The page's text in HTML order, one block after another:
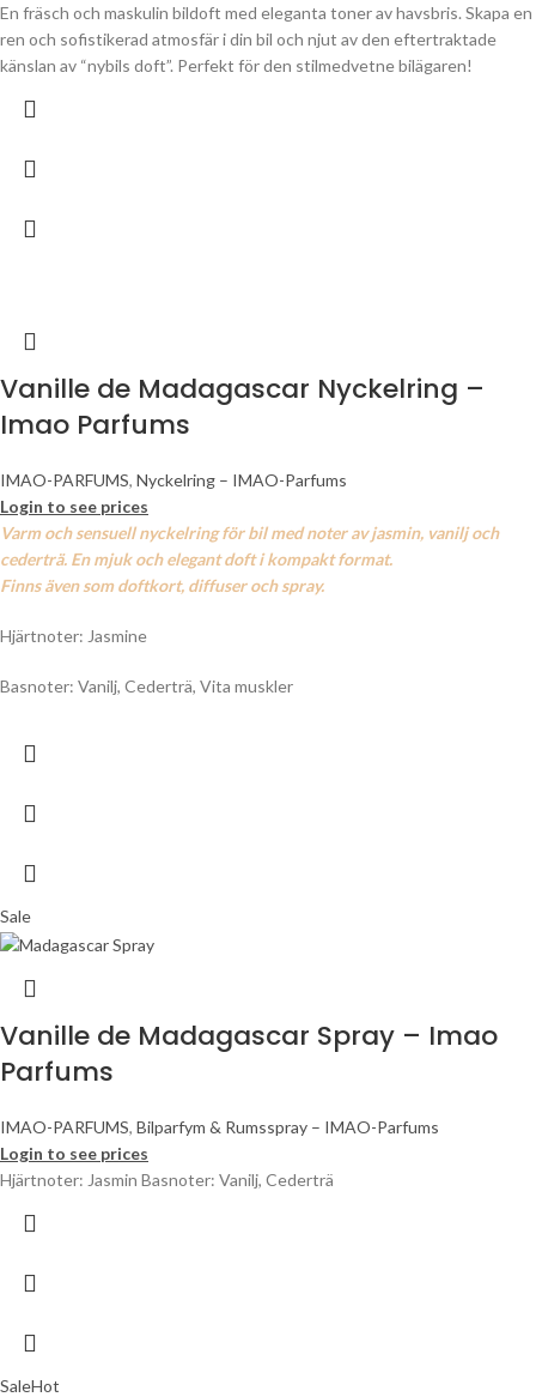
En fräsch och maskulin bildoft med eleganta toner av havsbris. Skapa en
ren och sofistikerad atmosfär i din bil och njut av den eftertraktade
känslan av “nybils doft”. Perfekt för den stilmedvetne bilägaren!
Vanille de Madagascar Nyckelring –
Imao Parfums
IMAO-PARFUMS, Nyckelring – IMAO-Parfums
Login to see prices
Varm och sensuell nyckelring för bil med noter av jasmin, vanilj och
cederträ. En mjuk och elegant doft i kompakt format.
Finns även som doftkort, diffuser och spray.
Hjärtnoter: Jasmine
Basnoter: Vanilj, Cederträ, Vita muskler
Sale
Vanille de Madagascar Spray – Imao
Parfums
IMAO-PARFUMS, Bilparfym & Rumsspray – IMAO-Parfums
Login to see prices
Hjärtnoter: Jasmin Basnoter: Vanilj, Cederträ
SaleHot